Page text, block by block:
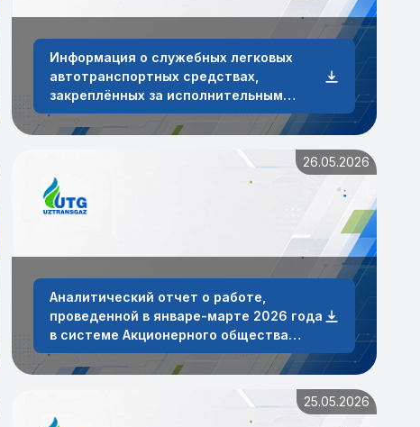
Информация о служебных легковых
автотранспортных средствах,
закреплённых за исполнительным
аппаратом и сотрудниками АО
«O‘ztransgaz» по состоянию на 30 июня
26.05.2026
Аналитический отчет о работе,
проведенной в январе-марте 2026 года
в системе Акционерного общества
«Узтрансгаз» по обработке заявок от
физических и юридических лиц.
25.05.2026